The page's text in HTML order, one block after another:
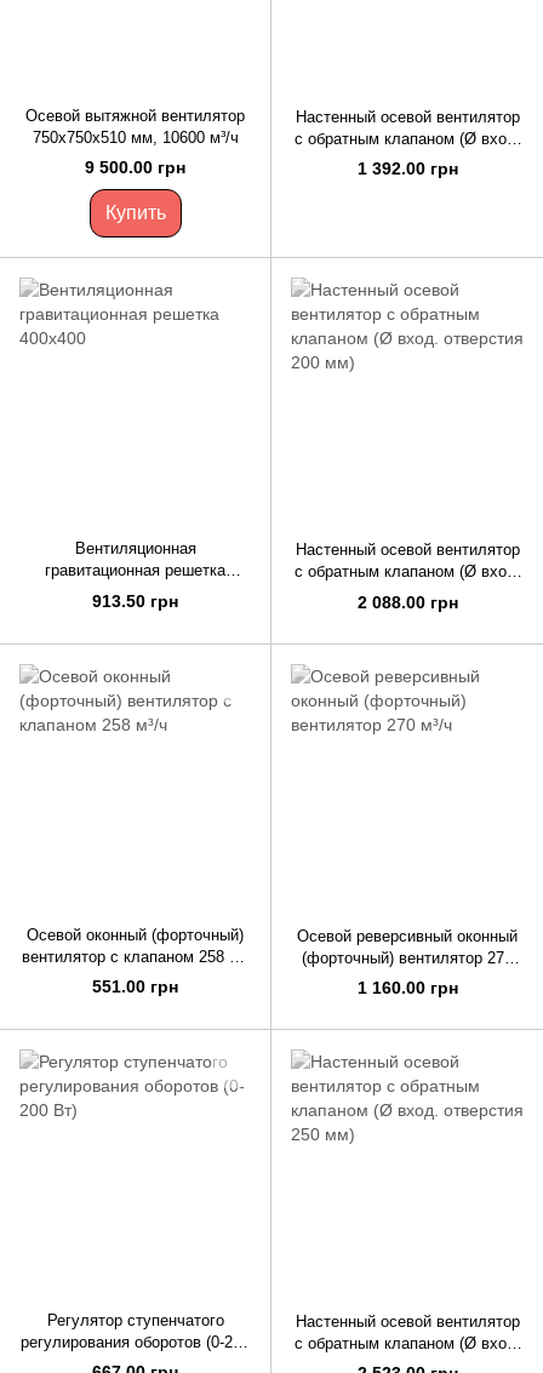
Осевой вытяжной вентилятор
750х750х510 мм, 10600 м³/ч
9 500.00 грн
Купить
Настенный осевой вентилятор
с обратным клапаном (Ø вход.
отверстия 150 мм)
1 392.00 грн
Вентиляционная
гравитационная решетка
400х400
913.50 грн
Настенный осевой вентилятор
с обратным клапаном (Ø вход.
отверстия 200 мм)
2 088.00 грн
Осевой оконный (форточный)
вентилятор с клапаном 258 м³/
ч
551.00 грн
Осевой реверсивный оконный
(форточный) вентилятор 270
м³/ч
1 160.00 грн
Регулятор ступенчатого
регулирования оборотов (0-200
Вт)
Настенный осевой вентилятор
с обратным клапаном (Ø вход.
отверстия 250 мм)